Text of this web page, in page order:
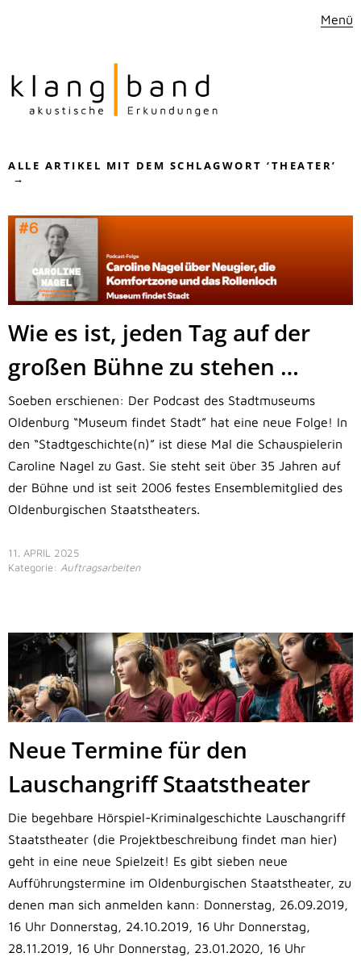
Menü
ALLE ARTIKEL MIT DEM SCHLAGWORT ‘THEATER’
Wie es ist, jeden Tag auf der
großen Bühne zu stehen …
Soeben erschienen: Der Podcast des Stadtmuseums
Oldenburg “Museum findet Stadt” hat eine neue Folge! In
den “Stadtgeschichte(n)” ist diese Mal die Schauspielerin
Caroline Nagel zu Gast. Sie steht seit über 35 Jahren auf
der Bühne und ist seit 2006 festes Ensemblemitglied des
Oldenburgischen Staatstheaters.
11. APRIL 2025
Kategorie: Auftragsarbeiten
Neue Termine für den
Lauschangriff Staatstheater
Die begehbare Hörspiel-Kriminalgeschichte Lauschangriff
Staatstheater (die Projektbeschreibung findet man hier)
geht in eine neue Spielzeit! Es gibt sieben neue
Aufführungstermine im Oldenburgischen Staatstheater, zu
denen man sich anmelden kann: Donnerstag, 26.09.2019,
16 Uhr Donnerstag, 24.10.2019, 16 Uhr Donnerstag,
28.11.2019, 16 Uhr Donnerstag, 23.01.2020, 16 Uhr